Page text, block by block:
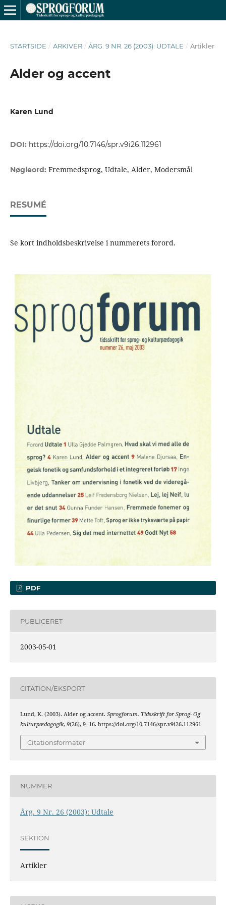
STARTSIDE / ARKIVER / ÅRG. 9 NR. 26 (2003): UDTALE / Artikler
Alder og accent
Karen Lund
DOI: https://doi.org/10.7146/spr.v9i26.112961
Nøgleord: Fremmedsprog, Udtale, Alder, Modersmål
RESUMÉ
Se kort indholdsbeskrivelse i nummerets forord.
PDF
PUBLICERET
2003-05-01
CITATION/EKSPORT
Lund, K. (2003). Alder og accent. Sprogforum. Tidsskrift for Sprog- Og
kulturpædagogik, 9(26), 9–16. https://doi.org/10.7146/spr.v9i26.112961
Citationsformater
NUMMER
Årg. 9 Nr. 26 (2003): Udtale
SEKTION
Artikler